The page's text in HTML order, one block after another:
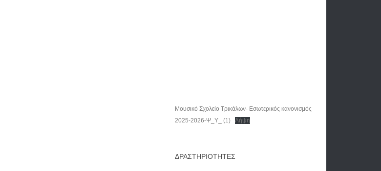
Μουσικό Σχολείο Τρικάλων- Εσωτερικός κανονισμός
2025-2026-Ψ_Υ_ (1)
Λήψη
ΔΡΑΣΤΗΡΙΟΤΗΤΕΣ